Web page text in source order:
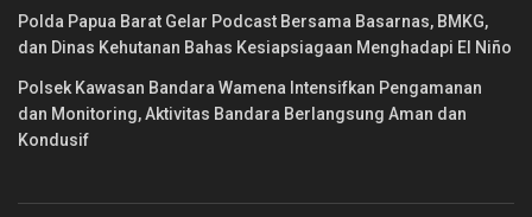
Polda Papua Barat Gelar Podcast Bersama Basarnas, BMKG,
dan Dinas Kehutanan Bahas Kesiapsiagaan Menghadapi El Niño
Polsek Kawasan Bandara Wamena Intensifkan Pengamanan
dan Monitoring, Aktivitas Bandara Berlangsung Aman dan
Kondusif